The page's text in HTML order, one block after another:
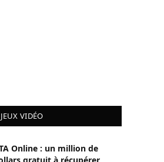
VIDÉO
Online : un million de